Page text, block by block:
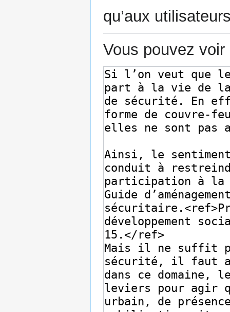
qu’aux
Vous pouvez